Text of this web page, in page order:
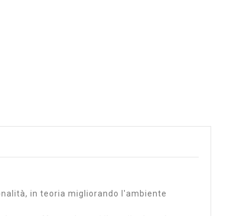
in teoria migliorando l'ambiente